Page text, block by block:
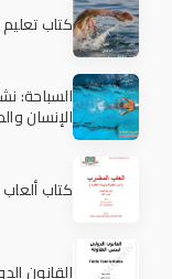
كتاب
السباحة:
الإنسان
كتاب
القانون